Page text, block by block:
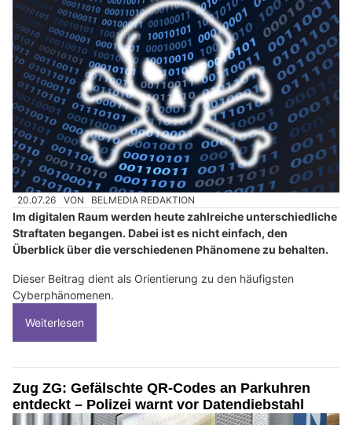
20.07.26 VON BELMEDIA REDAKTION
Im digitalen Raum werden heute zahlreiche unterschiedliche
Straftaten begangen. Dabei ist es nicht einfach, den
Überblick über die verschiedenen Phänomene zu behalten.
Dieser Beitrag dient als Orientierung zu den häufigsten
Cyberphänomenen.
Weiterlesen
Zug ZG: Gefälschte QR-Codes an Parkuhren
entdeckt – Polizei warnt vor Datendiebstahl